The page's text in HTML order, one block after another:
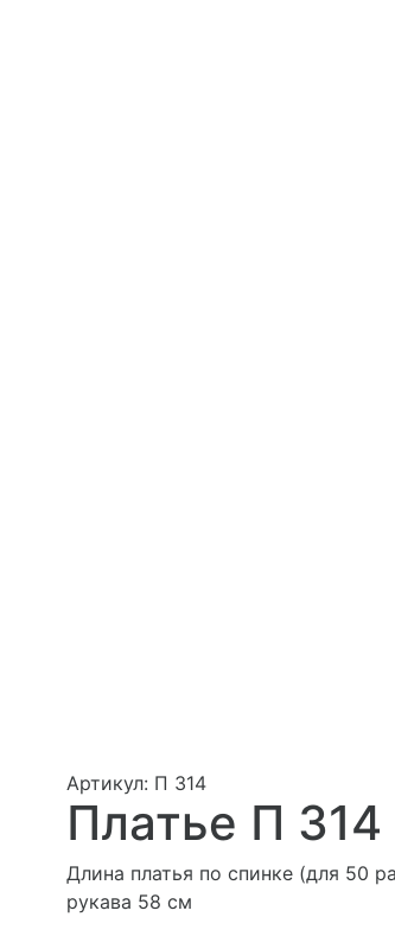
Артикул: П 314
Платье П
Длина платья по спинке (для 50
рукава 58 см